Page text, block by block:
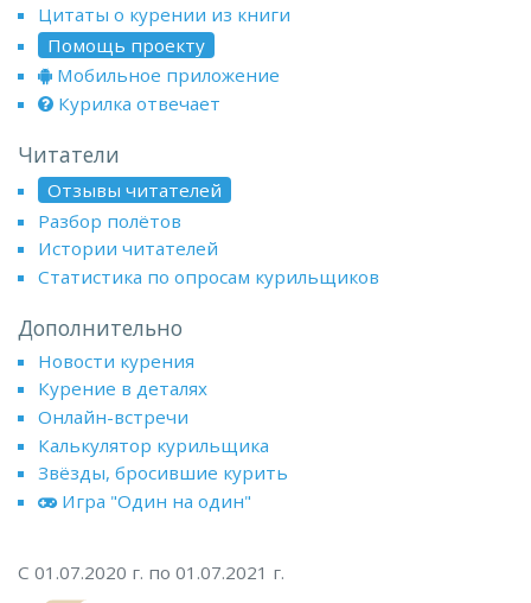
Цитаты о курении из книги
Помощь проекту
Мобильное приложение
Курилка отвечает
Читатели
Отзывы читателей
Разбор полётов
Истории читателей
Статистика по опросам курильщиков
Дополнительно
Новости курения
Курение в деталях
Онлайн-встречи
Калькулятор курильщика
Звёзды, бросившие курить
Игра "Один на один"
С 01.07.2020 г. по 01.07.2021 г.